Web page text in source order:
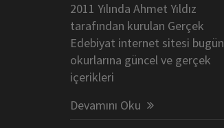
2011 Yılında Ahmet Yıldız
tarafından kurulan Gerçek
Edebiyat internet sitesi bugün
okurlarına güncel ve gerçek
içerikleri
Devamını Oku